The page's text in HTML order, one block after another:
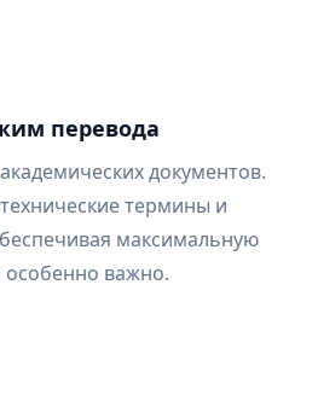
перевода
документов.
термины и
максимальную
особенно важно.